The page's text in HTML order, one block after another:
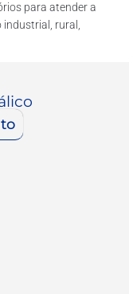
para atender a
rural,